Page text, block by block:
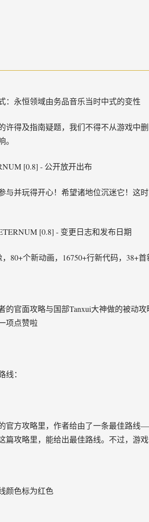
：永恒领域由务品音乐当时中式的变性
许得及指南疑题，我们不得不从游戏中
[0.8] - 公开放开出布
与并玩得开心！希望诸地位沉迷它！这
[0.8] - 变更日志和发布日期
，80+个新动画，16750+行新代码，38+
的官面攻略与国部Tanxui大神做的被动
项点赞啦
线：
官方攻略里，作者给由了一条最佳路
篇攻略里，能给出最佳路线。不过，游
颜色标为红色